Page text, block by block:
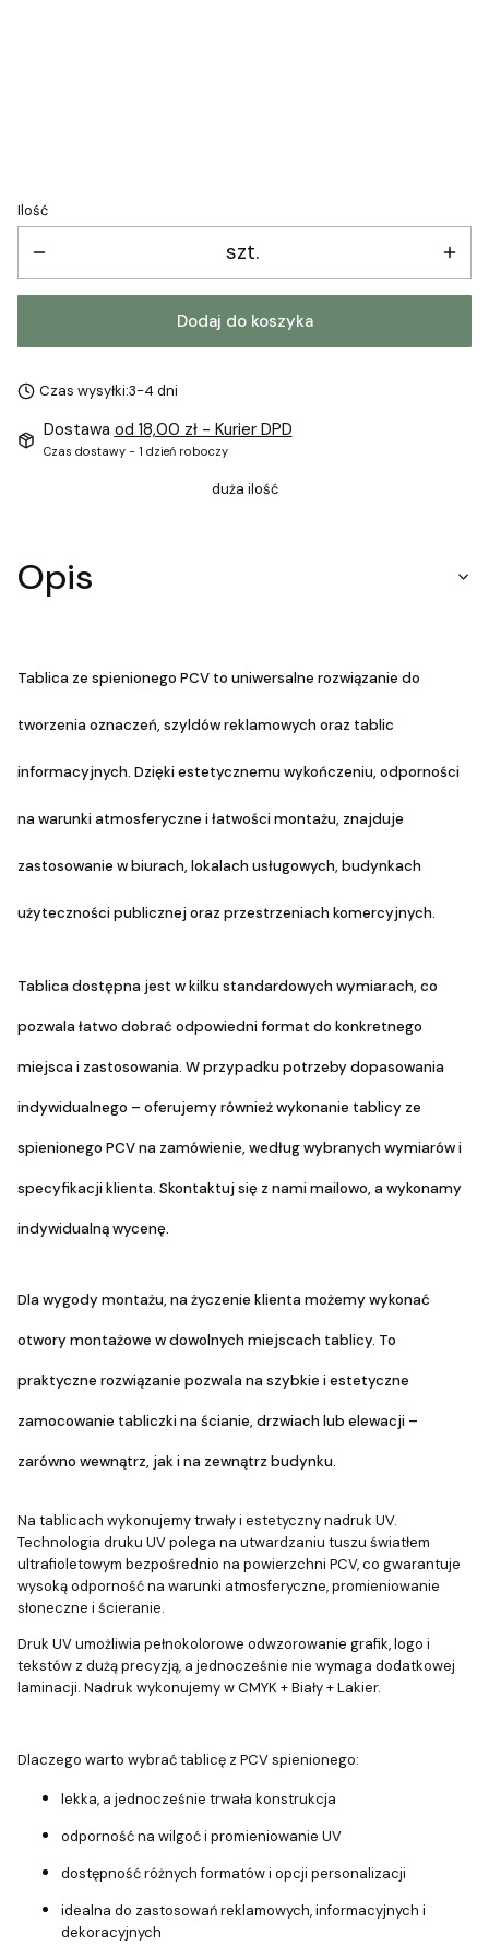
Ilość
szt.
Dodaj do koszyka
Czas wysyłki:3-4 dni
Dostawa od 18,00 zł - Kurier DPD
Czas dostawy - 1 dzień roboczy
duża ilość
Opis
Tablica ze spienionego PCV to uniwersalne rozwiązanie do
tworzenia oznaczeń, szyldów reklamowych oraz tablic
informacyjnych. Dzięki estetycznemu wykończeniu, odporności
na warunki atmosferyczne i łatwości montażu, znajduje
zastosowanie w biurach, lokalach usługowych, budynkach
użyteczności publicznej oraz przestrzeniach komercyjnych.
Tablica dostępna jest w kilku standardowych wymiarach, co
pozwala łatwo dobrać odpowiedni format do konkretnego
miejsca i zastosowania. W przypadku potrzeby dopasowania
indywidualnego – oferujemy również wykonanie tablicy ze
spienionego PCV na zamówienie, według wybranych wymiarów i
specyfikacji klienta. Skontaktuj się z nami mailowo, a wykonamy
indywidualną wycenę.
Dla wygody montażu, na życzenie klienta możemy wykonać
otwory montażowe w dowolnych miejscach tablicy. To
praktyczne rozwiązanie pozwala na szybkie i estetyczne
zamocowanie tabliczki na ścianie, drzwiach lub elewacji –
zarówno wewnątrz, jak i na zewnątrz budynku.
Na tablicach wykonujemy trwały i estetyczny nadruk UV.
Technologia druku UV polega na utwardzaniu tuszu światłem
ultrafioletowym bezpośrednio na powierzchni PCV, co gwarantuje
wysoką odporność na warunki atmosferyczne, promieniowanie
słoneczne i ścieranie.
Druk UV umożliwia pełnokolorowe odwzorowanie grafik, logo i
tekstów z dużą precyzją, a jednocześnie nie wymaga dodatkowej
laminacji. Nadruk wykonujemy w CMYK + Biały + Lakier.
Dlaczego warto wybrać tablicę z PCV spienionego:
lekka, a jednocześnie trwała konstrukcja
odporność na wilgoć i promieniowanie UV
dostępność różnych formatów i opcji personalizacji
idealna do zastosowań reklamowych, informacyjnych i
dekoracyjnych